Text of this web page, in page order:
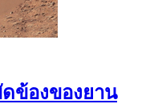
ข้องของยาน